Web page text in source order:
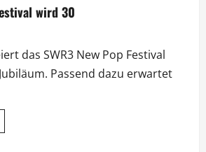
wird 30
das SWR3 New Pop Festival
Passend dazu erwartet